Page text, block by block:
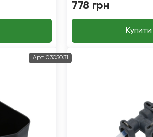
778 грн
Купити
Арт: 0305031